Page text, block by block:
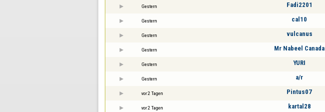
Gestern Fadi2201
Gestern cal10
Gestern vulcanus
Gestern Mr Nabeel Canada
Gestern YURI
Gestern a/r
vor 2 Tagen Pintus07
vor 2 Tagen kartal28